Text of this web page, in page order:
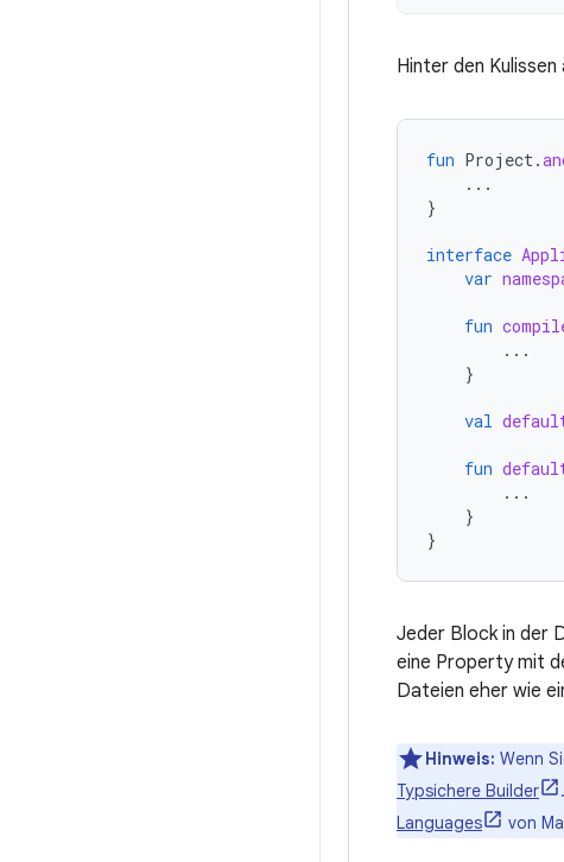
Hinter den
fun Project.
...
}
interface
var
fun
...
}
val
fun
...
}
}
Jeder Block in der
eine Property mit
Dateien eher wie
Hinweis: Wenn
Typsichere Builder
Languages
von